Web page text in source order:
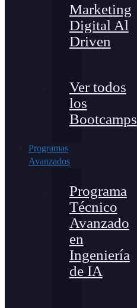
Marketing
Digital Al
Driven
Ver todos
los
Bootcamps
Programas
Avanzados
Programa
Técnico
Avanzado
en
Ingeniería
de IA